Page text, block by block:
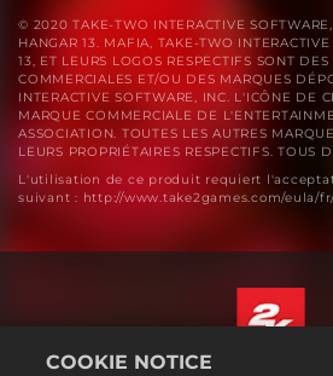
© 2020 TAKE-TWO INTERACTIVE
HANGAR 13. MAFIA, TAKE-TWO
13, ET LEURS LOGOS RESPECTIFS SONT
COMMERCIALES ET/OU DES MARQUES
INTERACTIVE SOFTWARE, INC. L'ICÔNE DE
MARQUE COMMERCIALE DE
ASSOCIATION. TOUTES LES AUTRES
LEURS PROPRIÉTAIRES RESPECTIFS. TOUS
L'utilisation de ce produit requiert
suivant : http://www.take2games.com/eula/
COOKIE NOTICE